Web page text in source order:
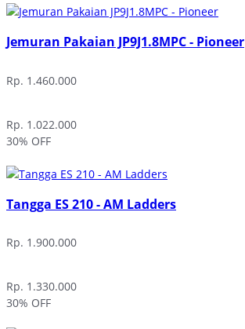
Jemuran Pakaian JP9J1.8MPC - Pioneer
Rp. 1.460.000
Rp. 1.022.000
30% OFF
Tangga ES 210 - AM Ladders
Rp. 1.900.000
Rp. 1.330.000
30% OFF